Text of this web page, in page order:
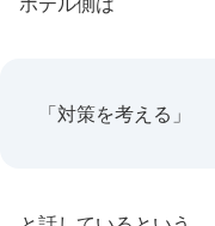
「対策を考える」